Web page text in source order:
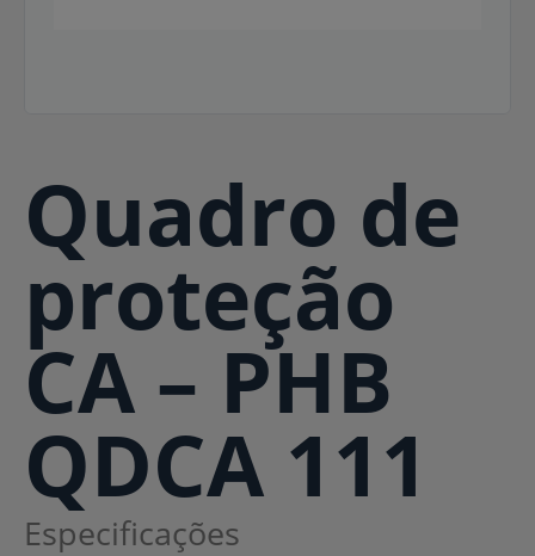
Quadro de
proteção
CA – PHB
QDCA 111
Especificações